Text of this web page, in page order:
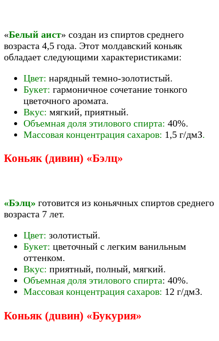
«Белый аист» создан из спиртов среднего
возраста 4,5 года. Этот молдавский коньяк
обладает следующими характеристиками:
Цвет: нарядный темно-золотистый.
Букет: гармоничное сочетание тонкого
цветочного аромата.
Вкус: мягкий, приятный.
Объемная доля этилового спирта: 40%.
Массовая концентрация сахаров: 1,5 г/дмЗ.
Коньяк (дивин) «Бэлц»
«Бэлц» готовится из коньячных спиртов среднего
возраста 7 лет.
Цвет: золотистый.
Букет: цветочный с легким ванильным
оттенком.
Вкус: приятный, полный, мягкий.
Объемная доля этилового спирта: 40%.
Массовая концентрация сахаров: 12 г/дмЗ.
Коньяк (дuвин) «Букурия»